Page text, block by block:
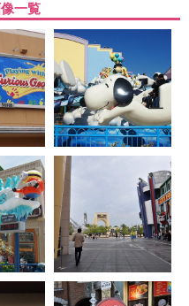
一覧